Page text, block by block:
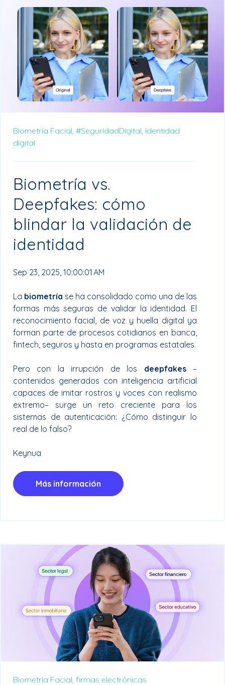
Biometría Facial, #SeguridadDigital, Identidad
digital
Biometría vs.
Deepfakes: cómo
blindar la validación de
identidad
Sep 23, 2025, 10:00:01 AM
La biometría se ha consolidado como una de las
formas más seguras de validar la identidad. El
reconocimiento facial, de voz y huella digital ya
forman parte de procesos cotidianos en banca,
fintech, seguros y hasta en programas estatales.
Pero con la irrupción de los deepfakes–
contenidos generados con inteligencia artificial
capaces de imitar rostros y voces con realismo
extremo– surge un reto creciente para los
sistemas de autenticación: ¿Cómo distinguir lo
real de lo falso?
Keynua
Más información
Biometría Facial, firmas electrónicas